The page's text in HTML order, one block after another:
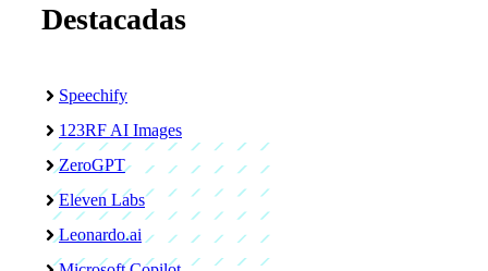
Destacadas
Speechify
123RF AI Images
ZeroGPT
Eleven Labs
Leonardo.ai